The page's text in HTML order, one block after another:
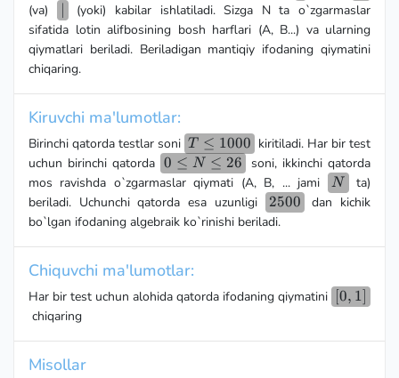
(va)
(yoki) kabilar ishlatiladi. Sizga N ta o`zgarmaslar
sifatida lotin alifbosining bosh harflari (A, B...) va ularning
qiymatlari beriladi. Beriladigan mantiqiy ifodaning qiymatini
chiqaring.
Kiruvchi ma'lumotlar:
Birinchi qatorda testlar soni T\leq1000
T ≤ 1000 kiritiladi. Har bir test
uchun birinchi qatorda 0\leq
N
\leq26
0 ≤ N ≤ 26 soni, ikkinchi qatorda
mos ravishda o`zgarmaslar qiymati (A, B, ... jami
N
N
ta)
beriladi. Uchunchi qatorda esa uzunligi
2500
2500
dan kichik
bo`lgan ifodaning algebraik ko`rinishi beriladi.
Chiquvchi ma'lumotlar:
Har bir test uchun alohida qatorda ifodaning qiymatini [0,1]
[0, 1
chiqaring
Misollar